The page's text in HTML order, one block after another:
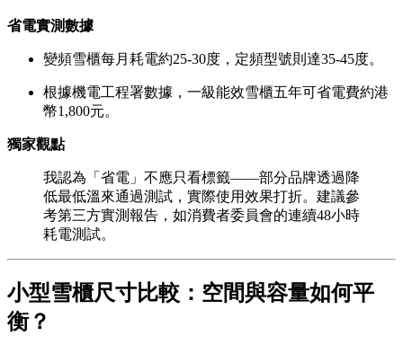
省電實測數據
變頻雪櫃每月耗電約25-30度，定頻型號則達35-45度。
根據機電工程署數據，一級能效雪櫃五年可省電費約港
幣1,800元。
獨家觀點
我認為「省電」不應只看標籤——部分品牌透過降
低最低溫來通過測試，實際使用效果打折。建議參
考第三方實測報告，如消費者委員會的連續48小時
耗電測試。
小型雪櫃尺寸比較：空間與容量如何平
衡？